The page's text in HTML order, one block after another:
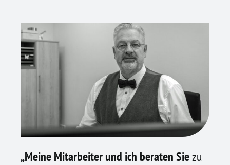
„Meine Mitarbeiter und ich beraten Siezu